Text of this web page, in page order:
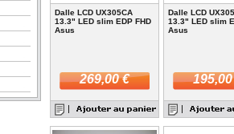
Dalle LCD UX305CA
13.3" LED slim EDP FHD
Asus
269,00 €
Dalle LCD
13.3" LED slim
Asus